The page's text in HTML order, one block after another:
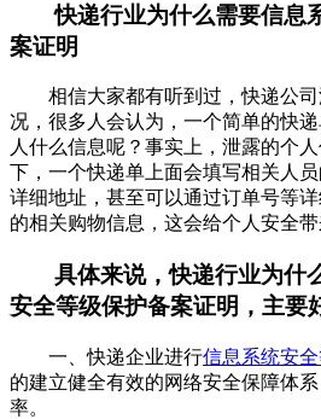
快递行业为什么需要信息
案证明
相信大家都有听到过，快递公
况，很多人会认为，一个简单的快
人什么信息呢？事实上，泄露的个
下，一个快递单上面会填写相关人
详细地址，甚至可以通过订单号等
的相关购物信息，这会给个人安全带
具体来说，快递行业为什
安全等级保护备案证明，主要
一、快递企业进行信息系统安
的建立健全有效的网络安全保障体
率。